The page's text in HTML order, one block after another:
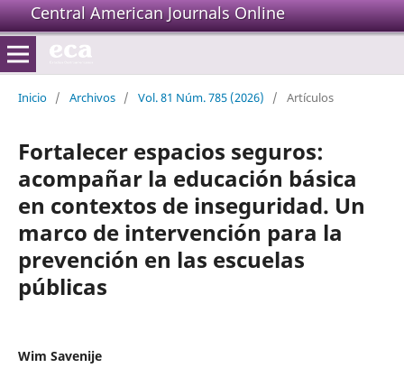
Central American Journals Online
Inicio / Archivos / Vol. 81 Núm. 785 (2026) / Artículos
Fortalecer espacios seguros:
acompañar la educación básica
en contextos de inseguridad. Un
marco de intervención para la
prevención en las escuelas
públicas
Wim Savenije